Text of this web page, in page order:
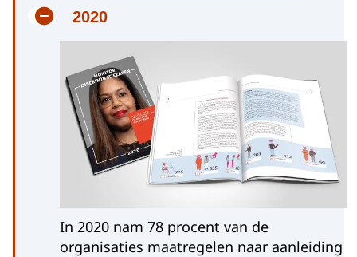
2020
In 2020 nam 78 procent van de
organisaties maatregelen naar aanleiding